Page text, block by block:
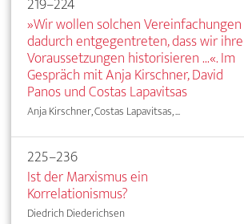
»Wir wollen solchen Vereinfachungen
dadurch entgegentreten, dass wir ihre
Voraussetzungen historisieren ...«. Im
Gespräch mit Anja Kirschner, David
Panos und Costas Lapavitsas
Anja Kirschner, Costas Lapavitsas, ...
225–236
Ist der Marxismus ein
Korrelationismus?
Diedrich Diederichsen